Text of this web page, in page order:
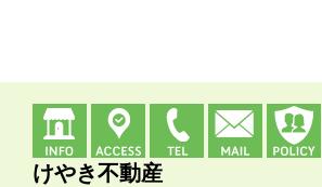
けやき不動産